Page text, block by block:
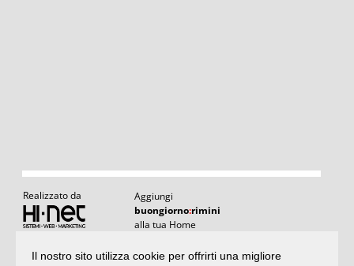
Realizzato da
Aggiungi
buongiorno:rimini
alla tua Home
Il nostro sito utilizza cookie per offrirti una migliore